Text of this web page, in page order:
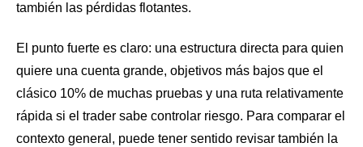
también las pérdidas flotantes.
El punto fuerte es claro: una estructura directa para quien
quiere una cuenta grande, objetivos más bajos que el
clásico 10% de muchas pruebas y una ruta relativamente
rápida si el trader sabe controlar riesgo. Para comparar el
contexto general, puede tener sentido revisar también la